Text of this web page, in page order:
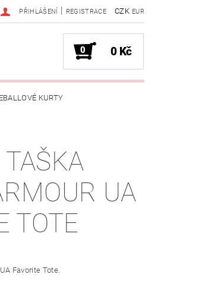
CZK EUR
PŘIHLÁŠENÍ | REGISTRACE
0 0 Kč
KURTY
UA
TOTE
Favorite Tote.